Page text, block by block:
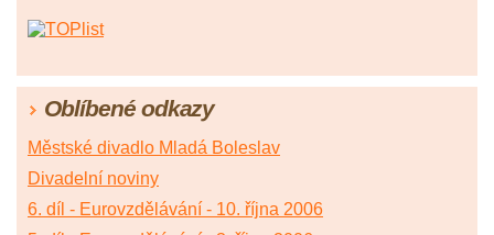
Oblíbené odkazy
Městské divadlo Mladá Boleslav
Divadelní noviny
6. díl - Eurovzdělávání - 10. října 2006